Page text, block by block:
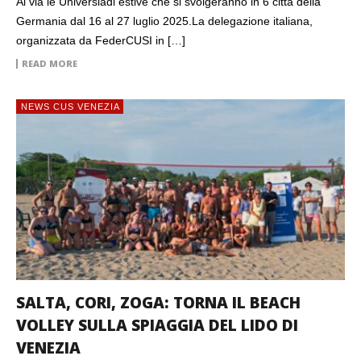
Germania dal 16 al 27 luglio 2025.La delegazione italiana,
organizzata da FederCUSI in […]
READ MORE
NEWS CUS VENEZIA
SALTA, CORI, ZOGA: TORNA IL BEACH
VOLLEY SULLA SPIAGGIA DEL LIDO DI
VENEZIA